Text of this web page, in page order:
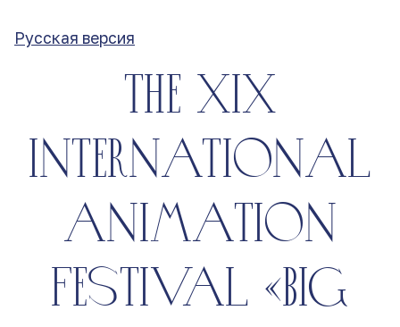
Русская версия
the XIX
international
animation
festival «big